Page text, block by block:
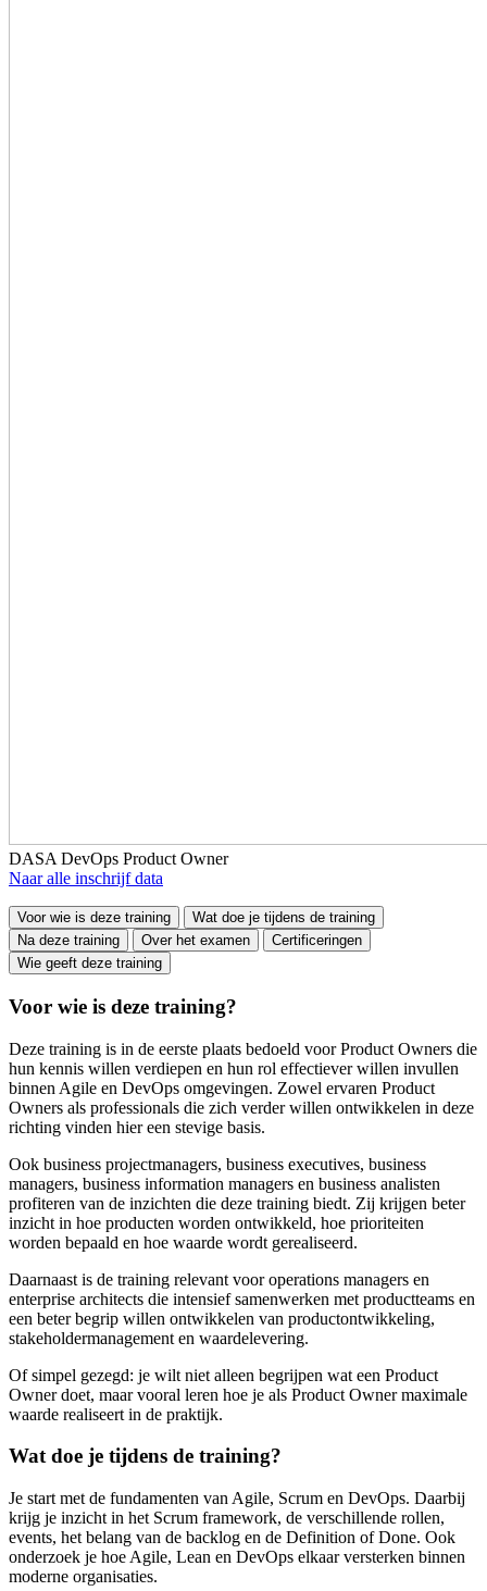
DASA DevOps Product Owner
Naar alle inschrijf data
Voor wie is deze training
Wat doe je tijdens de training
Na deze training
Over het examen
Certificeringen
Wie geeft deze training
Voor wie is deze training?
Deze training is in de eerste plaats bedoeld voor Product Owners die
hun kennis willen verdiepen en hun rol effectiever willen invullen
binnen Agile en DevOps omgevingen. Zowel ervaren Product
Owners als professionals die zich verder willen ontwikkelen in deze
richting vinden hier een stevige basis.
Ook business projectmanagers, business executives, business
managers, business information managers en business analisten
profiteren van de inzichten die deze training biedt. Zij krijgen beter
inzicht in hoe producten worden ontwikkeld, hoe prioriteiten
worden bepaald en hoe waarde wordt gerealiseerd.
Daarnaast is de training relevant voor operations managers en
enterprise architects die intensief samenwerken met productteams en
een beter begrip willen ontwikkelen van productontwikkeling,
stakeholdermanagement en waardelevering.
Of simpel gezegd: je wilt niet alleen begrijpen wat een Product
Owner doet, maar vooral leren hoe je als Product Owner maximale
waarde realiseert in de praktijk.
Wat doe je tijdens de training?
Je start met de fundamenten van Agile, Scrum en DevOps. Daarbij
krijg je inzicht in het Scrum framework, de verschillende rollen,
events, het belang van de backlog en de Definition of Done. Ook
onderzoek je hoe Agile, Lean en DevOps elkaar versterken binnen
moderne organisaties.